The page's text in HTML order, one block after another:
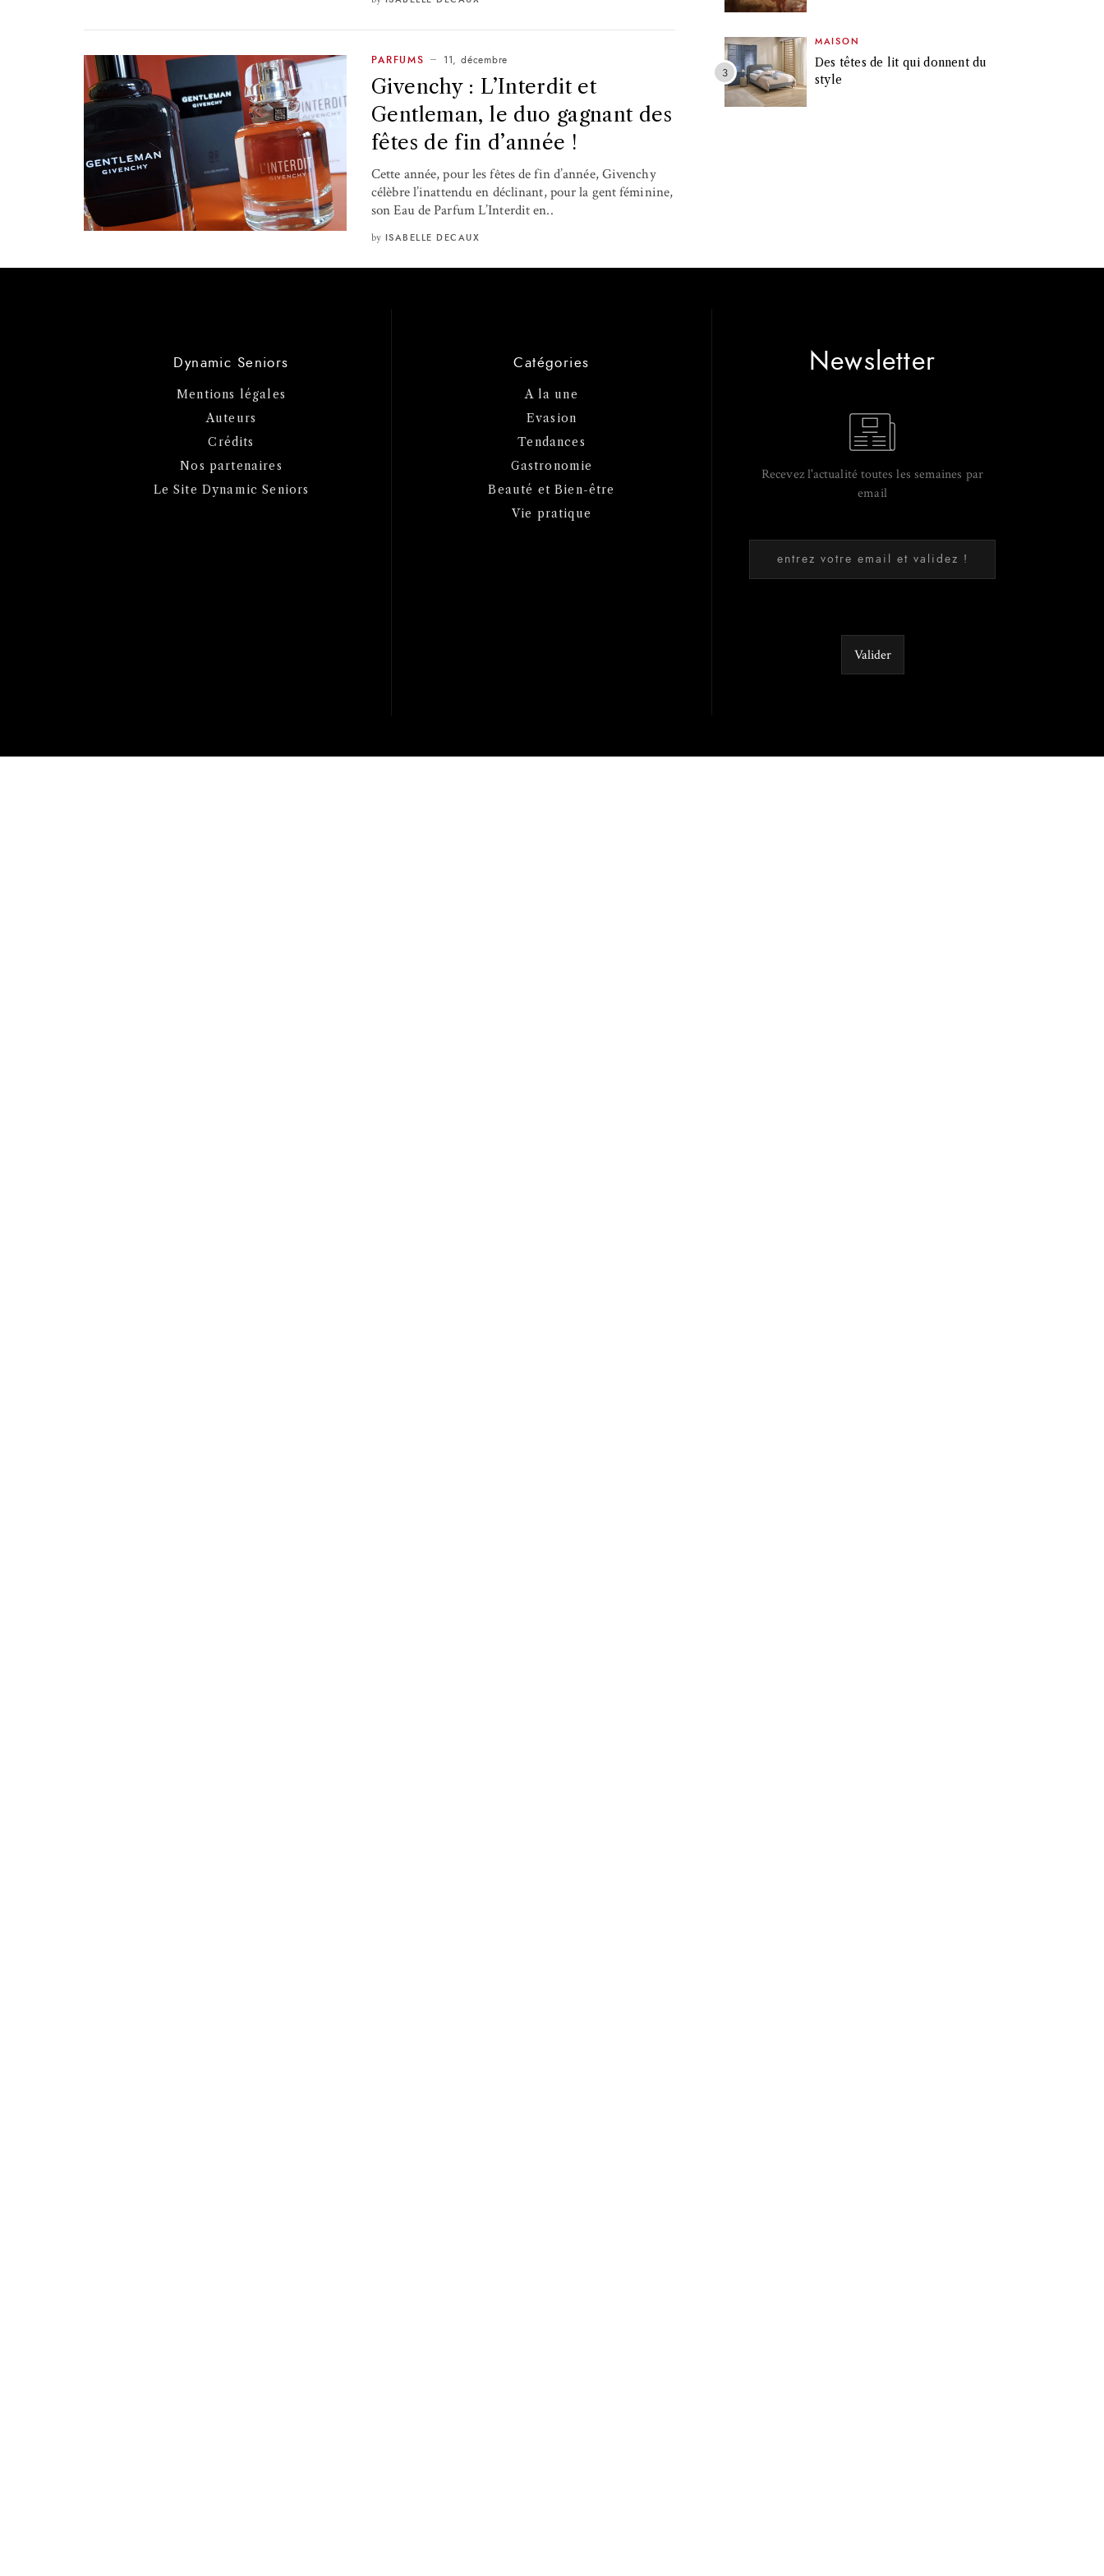
PARFUMS 11, décembre
Givenchy : L’Interdit et
Gentleman, le duo gagnant des
fêtes de fin d’année !
Cette année, pour les fêtes de fin d’année, Givenchy
célèbre l’inattendu en déclinant, pour la gent féminine,
son Eau de Parfum L’Interdit en..
by ISABELLE DECAUX
MAISON
Des têtes de lit qui donnent du
style
Dynamic Seniors
Mentions légales
Auteurs
Crédits
Nos partenaires
Le Site Dynamic Seniors
Catégories
A la une
Evasion
Tendances
Gastronomie
Beauté et Bien-être
Vie pratique
Newsletter
Recevez l'actualité toutes les semaines par
email